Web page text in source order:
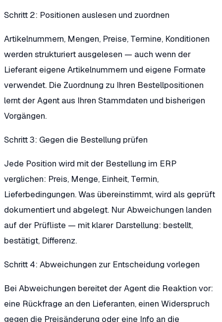
Schritt 2: Positionen auslesen und zuordnen
Artikelnummern, Mengen, Preise, Termine, Konditionen
werden strukturiert ausgelesen — auch wenn der
Lieferant eigene Artikelnummern und eigene Formate
verwendet. Die Zuordnung zu Ihren Bestellpositionen
lernt der Agent aus Ihren Stammdaten und bisherigen
Vorgängen.
Schritt 3: Gegen die Bestellung prüfen
Jede Position wird mit der Bestellung im ERP
verglichen: Preis, Menge, Einheit, Termin,
Lieferbedingungen. Was übereinstimmt, wird als geprüft
dokumentiert und abgelegt. Nur Abweichungen landen
auf der Prüfliste — mit klarer Darstellung: bestellt,
bestätigt, Differenz.
Schritt 4: Abweichungen zur Entscheidung vorlegen
Bei Abweichungen bereitet der Agent die Reaktion vor:
eine Rückfrage an den Lieferanten, einen Widerspruch
gegen die Preisänderung oder eine Info an die